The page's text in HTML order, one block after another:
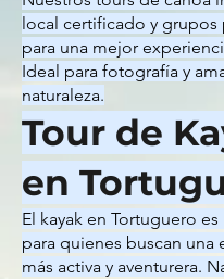
local certificado y grupos
para una mejor
Ideal para fotografía y
naturaleza.
Tour de
en
El kayak en Tortuguero
para quienes buscan una
más activa y aventurera.